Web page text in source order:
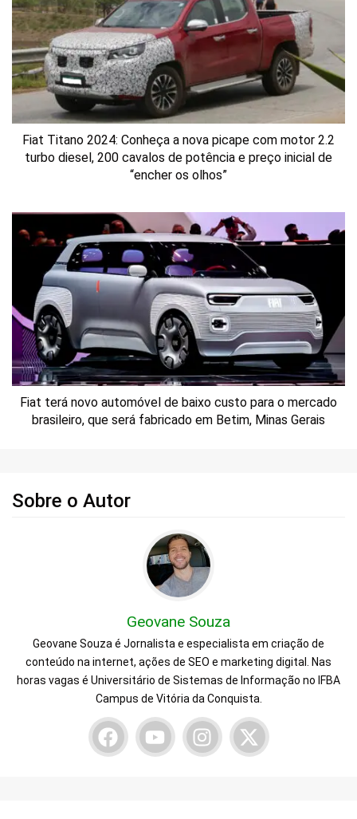
Fiat Titano 2024: Conheça a nova picape com motor 2.2
turbo diesel, 200 cavalos de potência e preço inicial de
“encher os olhos”
Fiat terá novo automóvel de baixo custo para o mercado
brasileiro, que será fabricado em Betim, Minas Gerais
Sobre o Autor
Geovane Souza
Geovane Souza é Jornalista e especialista em criação de
conteúdo na internet, ações de SEO e marketing digital. Nas
horas vagas é Universitário de Sistemas de Informação no IFBA
Campus de Vitória da Conquista.